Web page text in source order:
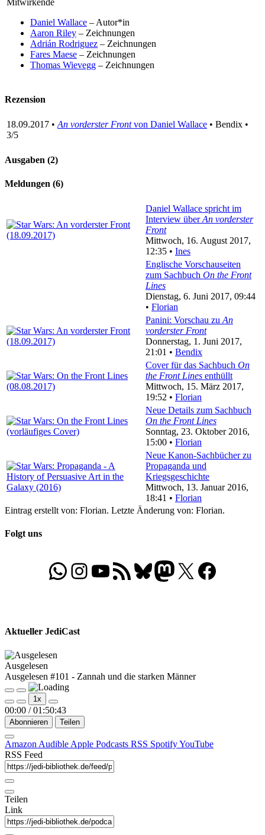
Daniel Wallace – Autor*in
Aaron Riley – Zeichnungen
Adrián Rodriguez – Zeichnungen
Fares Maese – Zeichnungen
Thomas Wievegg – Zeichnungen
Rezension
18.09.2017 • An vorderster Frontvon Daniel Wallace • Bendix •
3/5
Ausgaben (2)
Meldungen (6)
Daniel Wallace spricht im
Interview überAn vorderster
Front
Mittwoch, 16. August 2017,
12:35 • Ines
Englische Vorschauseiten
zum Sachbuch On the Front
Lines
Dienstag, 6. Juni 2017, 09:44
• Florian
Panini: Vorschau zu An
vorderster Front
Donnerstag, 1. Juni 2017,
21:01 • Bendix
Cover für das Sachbuch On
the Front Lines enthüllt
Mittwoch, 15. März 2017,
19:52 • Florian
Neue Details zum Sachbuch
On the Front Lines
Sonntag, 23. Oktober 2016,
15:00 • Florian
Neue Kanon-Sachbücher zu
Propaganda und
Kriegsgeschichte
Mittwoch, 13. Januar 2016,
18:41 • Florian
Eintrag erstellt von: Florian. Letzte Änderung von: Florian.
Folgt uns
WhatsApp
Folgt uns auf Instagram
Besucht unseren YouTube-Kanal
RSS-FeedBluesky
Folgt uns auf Mastodon
X Folgt uns auf
Aktueller JediCast
Ausgelesen
Ausgelesen #101 - Zannah und die starken Männer
Play
Episode
Pause
Episode
1x
00:00 / 01:50:43
Abonnieren Teilen
Amazon Audible Apple Podcasts RSS SpotifyYouTube
RSS Feed
Teilen
Link